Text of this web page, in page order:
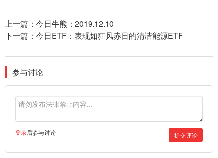
上一篇： 今日牛熊：2019.12.10
下一篇： 今日ETF：表现如狂风赤日的清洁能源ETF
参与讨论
登录后参与讨论 提交评论